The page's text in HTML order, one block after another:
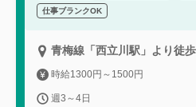
仕事ブランクOK
青梅線「西立川駅」より徒
時給1300円～1500円
週3～4日